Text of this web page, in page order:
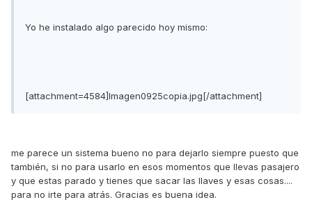
Yo he instalado algo parecido hoy mismo:
[attachment=4584]Imagen0925copia.jpg[/attachment]
me parece un sistema bueno no para dejarlo siempre puesto que
también, si no para usarlo en esos momentos que llevas pasajero
y que estas parado y tienes que sacar las llaves y esas cosas....
para no irte para atrás. Gracias es buena idea.